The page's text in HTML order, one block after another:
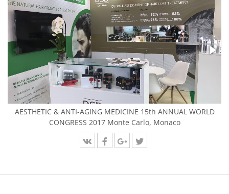
AESTHETIC & ANTI-AGING MEDICINE 15th ANNUAL WORLD
CONGRESS 2017 Monte Carlo, Monaco